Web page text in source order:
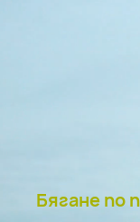
Бягане по